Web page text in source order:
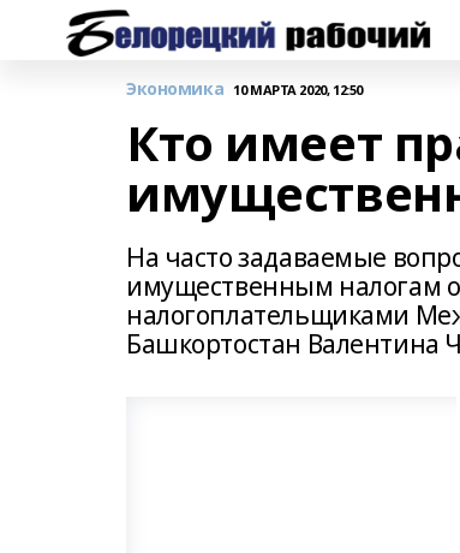
Экономика 10 МАРТА 2020, 12:50
Кто имеет
На часто задаваемые
имущественным налогам
налогоплательщиками
Башкортостан Валентина